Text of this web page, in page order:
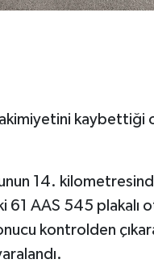
kaybettiği
14.
61 AAS 545 plakalı
kontrolden